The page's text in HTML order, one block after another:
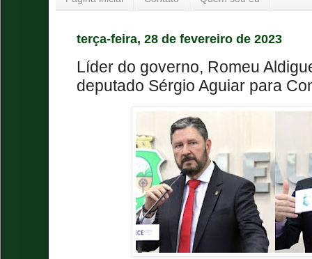
terça-feira, 28 de fevereiro de 2023
Líder do governo, Romeu
deputado Sérgio Aguiar para